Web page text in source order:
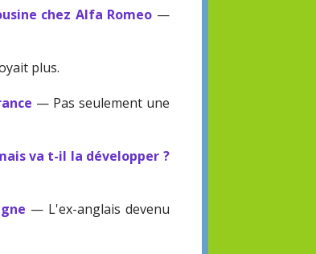
chez Alfa Romeo —
plus.
— Pas seulement une
va t-il la développer ?
— L'ex-anglais devenu